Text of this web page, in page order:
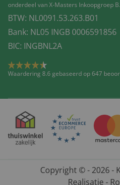
onderdeel van X-Masters Inkoopgroep
BTW: NL0091.53.263.B01
Bank: NL05 INGB 0006591856
BIC: INGBNL2A
Waardering 8.6 gebaseerd op 647
Copyright © - 2026 -
Realisatie -